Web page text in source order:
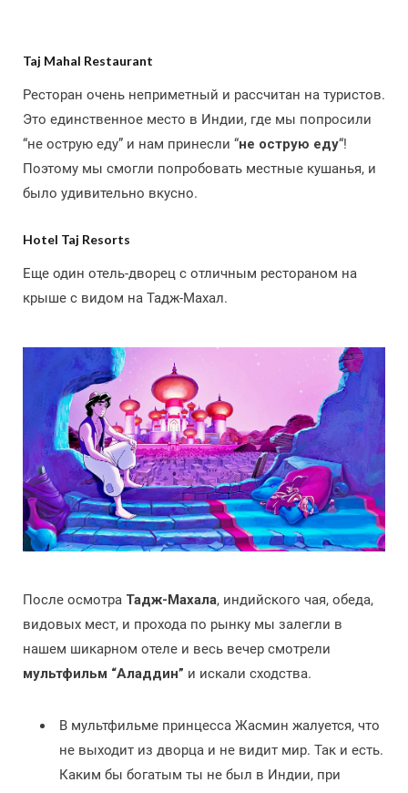
Taj Mahal Restaurant
Ресторан очень неприметный и рассчитан на туристов.
Это единственное место в Индии, где мы попросили
“не острую еду” и нам принесли “не острую еду“!
Поэтому мы смогли попробовать местные кушанья, и
было удивительно вкусно.
Hotel Taj Resorts
Еще один отель-дворец с отличным рестораном на
крыше с видом на Тадж-Махал.
После осмотра Тадж-Махала, индийского чая, обеда,
видовых мест, и прохода по рынку мы залегли в
нашем шикарном отеле и весь вечер смотрели
мультфильм “Аладдин” и искали сходства.
В мультфильме принцесса Жасмин жалуется, что
не выходит из дворца и не видит мир. Так и есть.
Каким бы богатым ты не был в Индии, при